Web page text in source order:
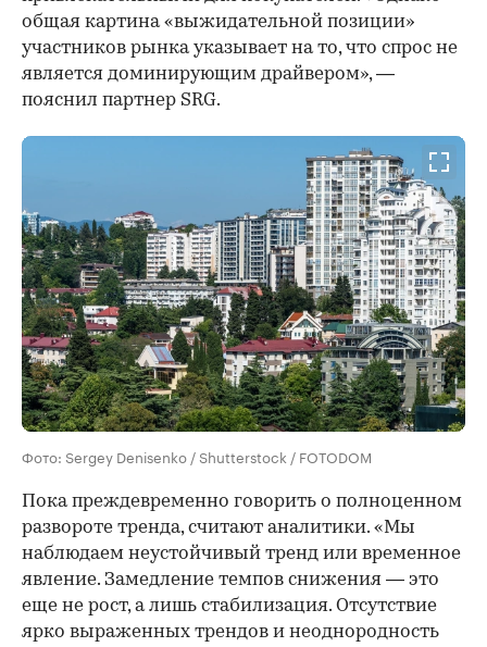
общая картина «выжидательной позиции»
участников рынка указывает на то, что спрос не
является доминирующим драйвером», —
пояснил партнер SRG.
Фото: Sergey Denisenko / Shutterstock / FOTODOM
Пока преждевременно говорить о полноценном
развороте тренда, считают аналитики. «Мы
наблюдаем неустойчивый тренд или временное
явление. Замедление темпов снижения — это
еще не рост, а лишь стабилизация. Отсутствие
ярко выраженных трендов и неоднородность